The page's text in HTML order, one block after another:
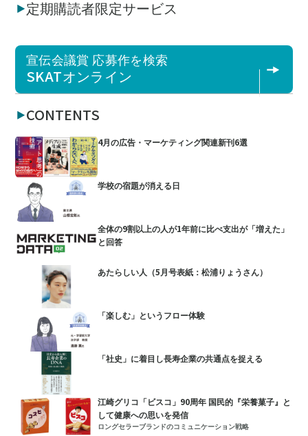
定期購読者限定サービス
宣伝会議賞 応募作を検索
SKATオンライン
CONTENTS
4月の広告・マーケティング関連新刊6選
学校の宿題が消える日
全体の9割以上の人が1年前に比べ支出が「増えた」
と回答
あたらしい人（5月号表紙：松浦りょうさん）
「楽しむ」というフロー体験
「社史」に着目し長寿企業の共通点を捉える
江崎グリコ「ビスコ」90周年 国民的『栄養菓子』と
して健康への思いを発信
ロングセラーブランドのコミュニケーション戦略